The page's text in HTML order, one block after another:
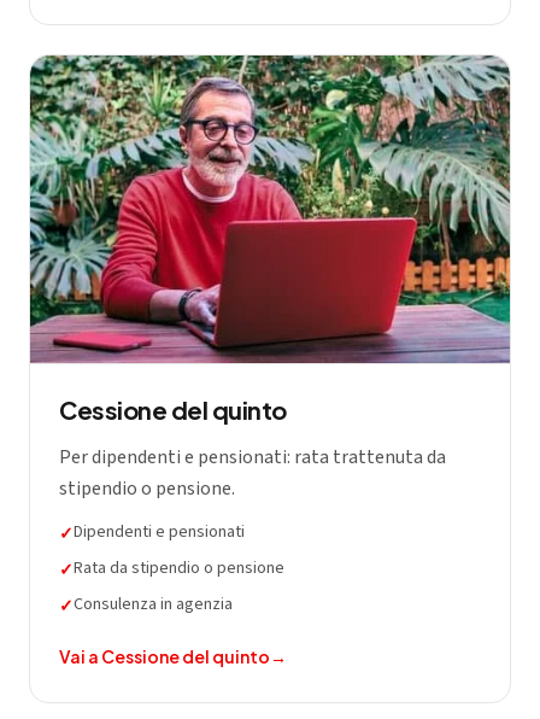
Cessione del quinto
Per dipendenti e pensionati: rata trattenuta da
stipendio o pensione.
✓Dipendenti e pensionati
✓Rata da stipendio o pensione
✓Consulenza in agenzia
Vai a Cessione del quinto→